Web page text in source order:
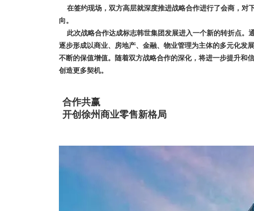
在签约现场，双方高层就深度推进战略合作进行了会商，对
向。
此次战略合作达成标志韩世集团发展进入一个新的转折点。
逐步形成以商业、房地产、金融、物业管理为主体的多元化发
不断的保值增值。随着双方战略合作的深化，将进一步提升和
创造更多契机。
合作共赢
开创徐州商业零售新格局